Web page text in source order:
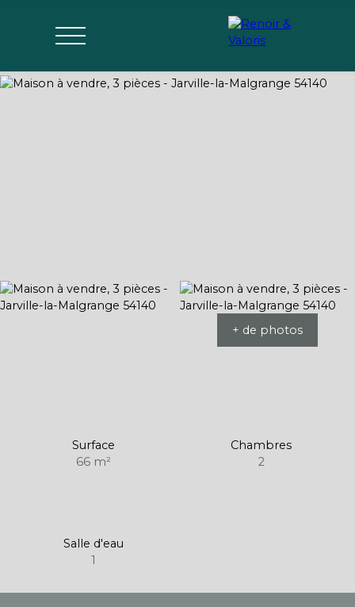
+ de photos
Surface
66 m²
Chambres
2
Salle d'eau
1